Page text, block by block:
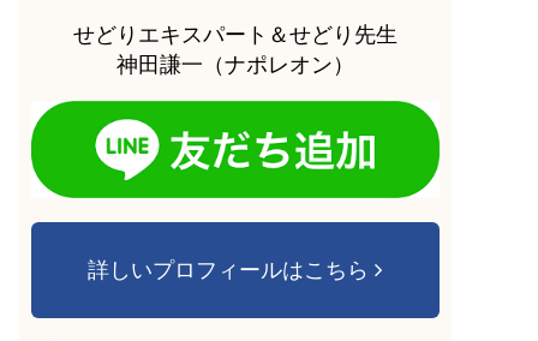
せどりエキスパート＆せどり先生
神田謙一（ナポレオン）
詳しいプロフィールはこちら